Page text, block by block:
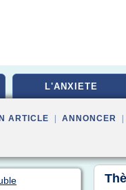
L'ANXIETE
ARTICLE ANNONCER